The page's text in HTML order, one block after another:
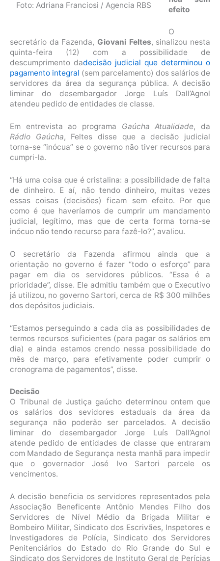
Foto: Adriana Franciosi / Agencia RBS
efeito
O
secretário da Fazenda, Giovani Feltes, sinalizou nesta
quinta-feira (12) com a possibilidade de
descumprimento dadecisão judicial que determinou o
pagamento integral (sem parcelamento) dos salários de
servidores da área da segurança pública. A decisão
liminar do desembargador Jorge Luís Dall’Agnol
atendeu pedido de entidades de classe.
Em entrevista ao programa Gaúcha Atualidade, da
Rádio Gaúcha, Feltes disse que a decisão judicial
torna-se “inócua” se o governo não tiver recursos para
cumpri-la.
“Há uma coisa que é cristalina: a possibilidade de falta
de dinheiro. E aí, não tendo dinheiro, muitas vezes
essas coisas (decisões) ficam sem efeito. Por que
como é que haveríamos de cumprir um mandamento
judicial, legítimo, mas que de certa forma torna-se
inócuo não tendo recurso para fazê-lo?”, avaliou.
O secretário da Fazenda afirmou ainda que a
orientação no governo é fazer “todo o esforço” para
pagar em dia os servidores públicos. “Essa é a
prioridade”, disse. Ele admitiu também que o Executivo
já utilizou, no governo Sartori, cerca de R$ 300 milhões
dos depósitos judiciais.
“Estamos perseguindo a cada dia as possibilidades de
termos recursos suficientes (para pagar os salários em
dia) e ainda estamos crendo nessa possibilidade do
mês de março, para efetivamente poder cumprir o
cronograma de pagamentos”, disse.
Decisão
O Tribunal de Justiça gaúcho determinou ontem que
os salários dos sevidores estaduais da área da
segurança não poderão ser parcelados. A decisão
liminar do desembargador Jorge Luís Dall’Agnol
atende pedido de entidades de classe que entraram
com Mandado de Segurança nesta manhã para impedir
que o governador José Ivo Sartori parcele os
vencimentos.
A decisão beneficia os servidores representados pela
Associação Beneficente Antônio Mendes Filho dos
Servidores de Nível Médio da Brigada Militar e
Bombeiro Militar, Sindicato dos Escrivães, Inspetores e
Investigadores de Polícia, Sindicato dos Servidores
Penitenciários do Estado do Rio Grande do Sul e
Sindicato dos Servidores de Instituto Geral de Perícias